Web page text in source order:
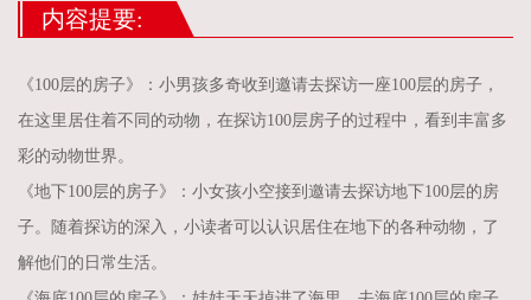
内容提要:
《100层的房子》：小男孩多奇收到邀请去探访一座100层的房子，
在这里居住着不同的动物，在探访100层房子的过程中，看到丰富多
彩的动物世界。
《地下100层的房子》：小女孩小空接到邀请去探访地下100层的房
子。随着探访的深入，小读者可以认识居住在地下的各种动物，了
解他们的日常生活。